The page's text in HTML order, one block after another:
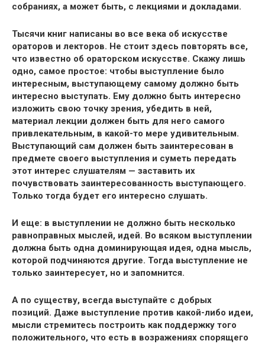
собраниях, а может быть, с лекциями и докладами.
Тысячи книг написаны во все века об искусстве
ораторов и лекторов. Не стоит здесь повторять все,
что известно об ораторском искусстве. Скажу лишь
одно, самое простое: чтобы выступление было
интересным, выступающему самому должно быть
интересно выступать. Ему должно быть интересно
изложить свою точку зрения, убедить в ней,
материал лекции должен быть для него самого
привлекательным, в какой-то мере удивительным.
Выступающий сам должен быть заинтересован в
предмете своего выступления и суметь передать
этот интерес слушателям — заставить их
почувствовать заинтересованность выступающего.
Только тогда будет его интересно слушать.
И еще: в выступлении не должно быть несколько
равноправных мыслей, идей. Во всяком выступлении
должна быть одна доминирующая идея, одна мысль,
которой подчиняются другие. Тогда выступление не
только заинтересует, но и запомнится.
А по существу, всегда выступайте с добрых
позиций. Даже выступление против какой-либо идеи,
мысли стремитесь построить как поддержку того
положительного, что есть в возражениях спорящего